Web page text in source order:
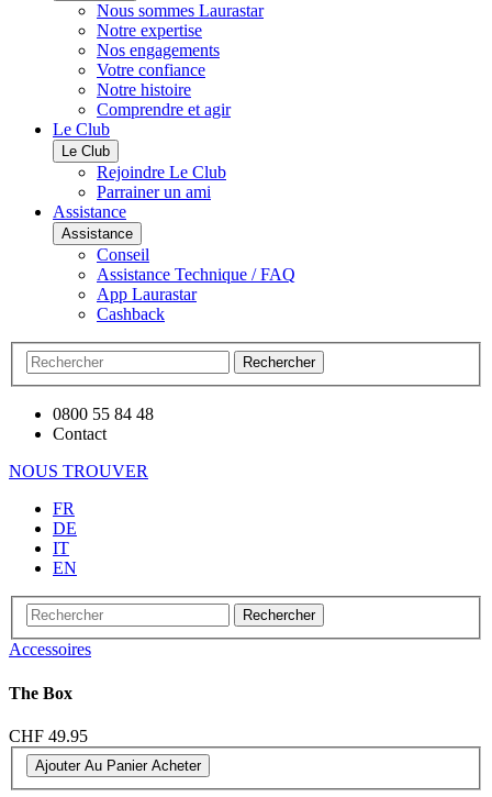
Nous sommes Laurastar
Notre expertise
Nos engagements
Votre confiance
Notre histoire
Comprendre et agir
Le Club
Le Club
Rejoindre Le Club
Parrainer un ami
Assistance
Assistance
Conseil
Assistance Technique / FAQ
App Laurastar
Cashback
Rechercher
0800 55 84 48
Contact
NOUS TROUVER
FR
DE
IT
EN
Rechercher
Accessoires
The Box
CHF 49.95
Ajouter Au Panier Acheter